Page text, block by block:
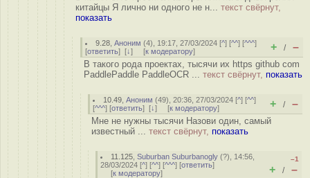
китайцы Я лично ни одного не н... текст свёрнут,
показать
9.28 ,Аноним (4), 19:17, 27/03/2024 [^] [^^] [^^^]
[ответить] [↓] [к модератору] + / –
В такого рода проектах, тысячи их https github com
PaddlePaddle PaddleOCR ... текст свёрнут, показать
10.49 ,Аноним (49), 20:36, 27/03/2024 [^] [^^]
[^^^] [ответить] [↓] [к модератору] + / –
Мне не нужны тысячи Назови один, самый
известный ... текст свёрнут, показать
11.125 ,Suburban Suburbanogly (?), 14:56,
28/03/2024 [^] [^^] [^^^] [ответить]
[к модератору]
–1
+ / –